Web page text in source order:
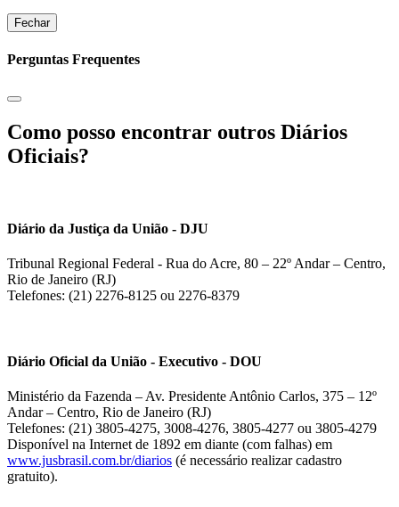
Fechar
Perguntas Frequentes
Como posso encontrar outros Diários
Oficiais?
Diário da Justiça da União - DJU
Tribunal Regional Federal - Rua do Acre, 80 – 22º Andar – Centro,
Rio de Janeiro (RJ)
Telefones: (21) 2276-8125 ou 2276-8379
Diário Oficial da União - Executivo - DOU
Ministério da Fazenda – Av. Presidente Antônio Carlos, 375 – 12º
Andar – Centro, Rio de Janeiro (RJ)
Telefones: (21) 3805-4275, 3008-4276, 3805-4277 ou 3805-4279
Disponível na Internet de 1892 em diante (com falhas) em
www.jusbrasil.com.br/diarios (é necessário realizar cadastro
gratuito).